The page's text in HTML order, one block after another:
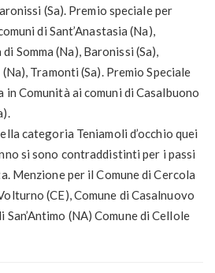
(Sa). Premio speciale per
di Sant’Anastasia (Na),
Somma (Na), Baronissi (Sa),
Tramonti (Sa). Premio Speciale
in Comunità ai comuni di Casalbuono
categoria Teniamoli d’occhio quei
si sono contraddistinti per i passi
Menzione per il Comune di Cercola
(CE), Comune di Casalnuovo
San’Antimo (NA) Comune di Cellole